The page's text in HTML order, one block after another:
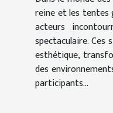
reine et les tentes
acteurs
spectaculaire.
esthétique,
des
participants...